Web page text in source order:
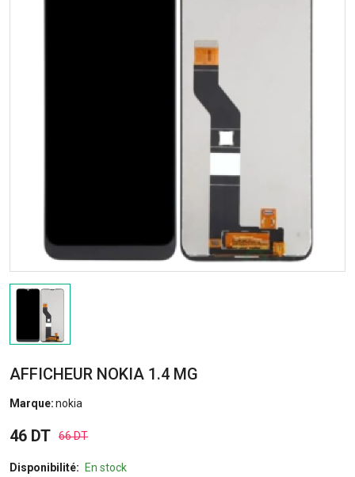
AFFICHEUR NOKIA 1.4 MG
Marque:nokia
46 DT 66 DT
Disponibilité: En stock